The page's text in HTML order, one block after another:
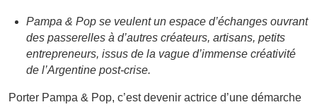
Pampa & Pop se veulent un espace d’échanges ouvrant
des passerelles à d’autres créateurs, artisans, petits
entrepreneurs, issus de la vague d’immense créativité
de l’Argentine post-crise.
Porter Pampa & Pop, c’est devenir actrice d’une démarche